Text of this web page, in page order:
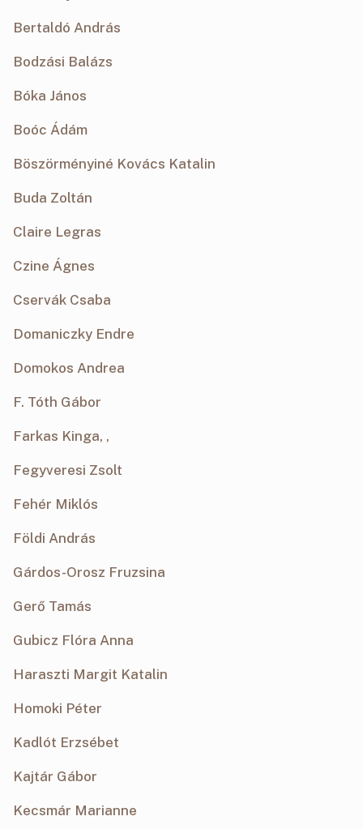
Bertaldó András
Bodzási Balázs
Bóka János
Boóc Ádám
Böszörményiné Kovács Katalin
Buda Zoltán
Claire Legras
Czine Ágnes
Cservák Csaba
Domaniczky Endre
Domokos Andrea
F. Tóth Gábor
Farkas Kinga, ,
Fegyveresi Zsolt
Fehér Miklós
Földi András
Gárdos-Orosz Fruzsina
Gerő Tamás
Gubicz Flóra Anna
Haraszti Margit Katalin
Homoki Péter
Kadlót Erzsébet
Kajtár Gábor
Kecsmár Marianne